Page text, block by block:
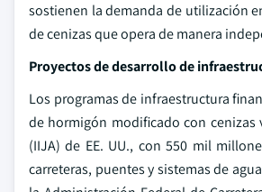
sostienen la demanda de utilización
de cenizas que opera de manera
Proyectos de desarrollo de
Los programas de infraestructura
de hormigón modificado con cenizas
(IIJA) de EE. UU., con 550 mil
carreteras, puentes y sistemas de